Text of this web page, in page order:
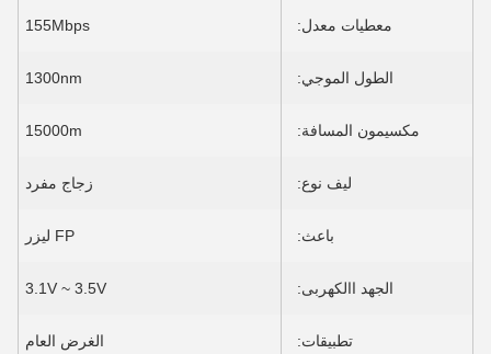
معطيات معدل: 155Mbps
الطول الموجي: 1300nm
مكسيمون المسافة: 15000m
ليف نوع: زجاج مفرد
باعث: FP ليزر
الجهد االكهربى: 3.1V ~ 3.5V
تطبيقات: الغرض العام